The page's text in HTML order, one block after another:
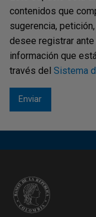
demanda
cuenta en la tasa
eficaz para el
este es el segundo
considerablemente
cuando hay mayor
debe actuar con
misma
República se
contenidos que
sugerencia,
desee registrar
información que
través del Sistema